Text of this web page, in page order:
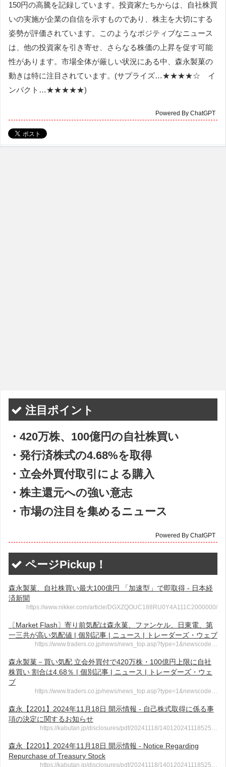
150円の高騰を記録しています。投資家たちからは、自社株買
いの実施が企業の自信を示すものであり、株主を大切にする
姿勢が評価されています。このようなポジティブなニュース
は、他の投資家を引き寄せ、さらなる株価の上昇を促す可能
性があります。市場全体が厳しい状況にある中、森永製菓の
動きは特に注目されています。(サプライズ…★★★★☆ イ
ンパクト…★★★★★)
Powered By ChatGPT
注目ポイント
・420万株、100億円の自社株買い
・発行済株式の4.68%を取得
・立会外買付取引による購入
・株主還元への強い意志
・市場の注目を集めるニュース
Powered By ChatGPT
ページPickup！
森永製菓、自社株買い最大100億円 「加速型」で即取得 - 日本経
済新聞
https://www.nikkei.com/article/DGXZQOUC188RU0Y4A111C2000000/
〔Market Flash〕寄り前気配は森永菓、ファンケル、日東電、第
一三共が高い気配値 | 個別記事 | ニュース | トレーダーズ・ウェブ
https://www.traders.co.jp/news/news_top.asp?type=1&newscode…
森永製菓－買い気配 立会外買付で420万株・100億円上限に自社
株買い 割合は4.68％ | 個別記事 | ニュース | トレーダーズ・ウェ
ブ
https://www.traders.co.jp/news/news_top.asp?type=1&newscode…
森永【2201】2024年11月18日 開示情報 - 自己株式取得に係る事
項の決定に関するお知らせ
https://kabutan.jp/disclosures/pdf/20241118/140120241118525…
森永【2201】2024年11月18日 開示情報 - Notice Regarding
Repurchase of Treasury Stock
https://kabutan.jp/disclosures/pdf/20241118/140120241118525…